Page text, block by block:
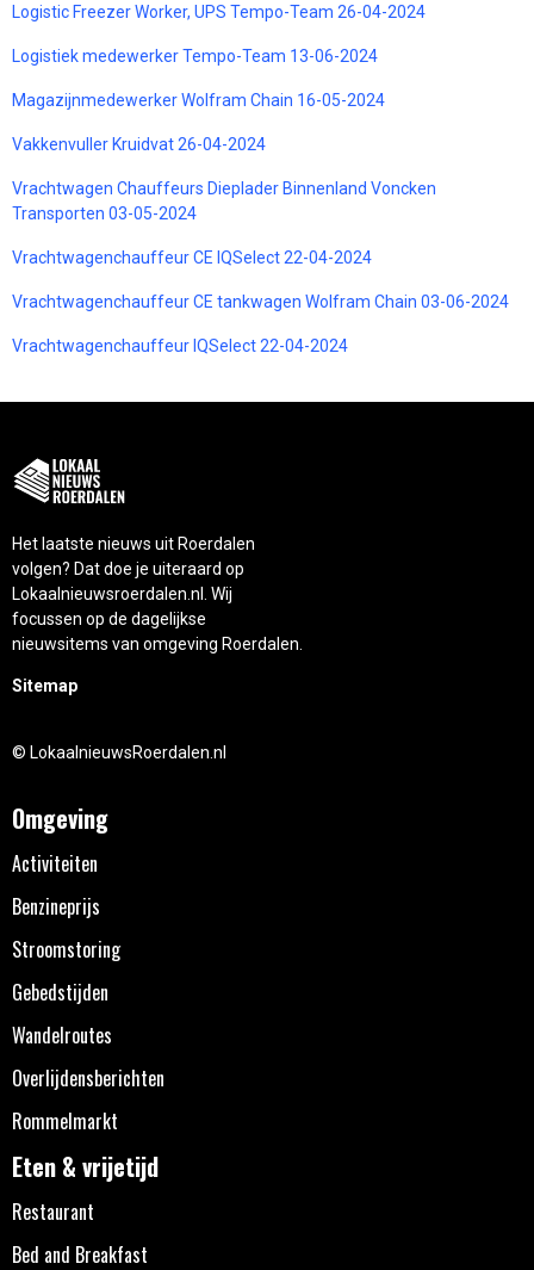
Logistic Freezer Worker, UPS Tempo-Team 26-04-2024
Logistiek medewerker Tempo-Team 13-06-2024
Magazijnmedewerker Wolfram Chain 16-05-2024
Vakkenvuller Kruidvat 26-04-2024
Vrachtwagen Chauffeurs Dieplader Binnenland Voncken
Transporten 03-05-2024
Vrachtwagenchauffeur CE IQSelect 22-04-2024
Vrachtwagenchauffeur CE tankwagen Wolfram Chain 03-06-2024
Vrachtwagenchauffeur IQSelect 22-04-2024
Het laatste nieuws uit Roerdalen
volgen? Dat doe je uiteraard op
Lokaalnieuwsroerdalen.nl. Wij
focussen op de dagelijkse
nieuwsitems van omgeving Roerdalen.
Sitemap
© LokaalnieuwsRoerdalen.nl
Omgeving
Activiteiten
Benzineprijs
Stroomstoring
Gebedstijden
Wandelroutes
Overlijdensberichten
Rommelmarkt
Eten & vrijetijd
Restaurant
Bed and Breakfast